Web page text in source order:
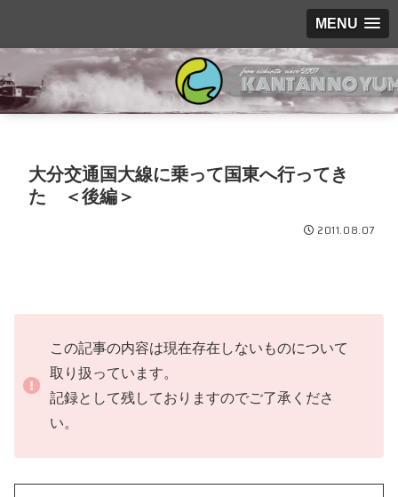
MENU
大分交通国大線に乗って国東へ行ってき
た ＜後編＞
2011.08.07
この記事の内容は現在存在しないものについて
取り扱っています。
記録として残しておりますのでご了承くださ
い。